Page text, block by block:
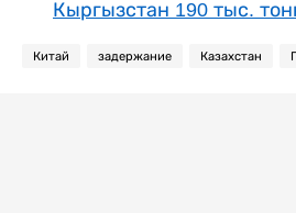
Кыргызстан 190 тыс.
Китай задержание Казахстан